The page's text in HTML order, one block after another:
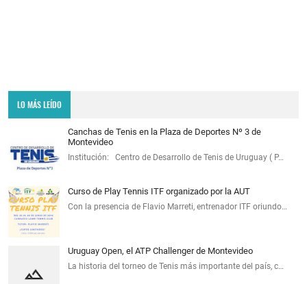
LO MÁS LEÍDO
Canchas de Tenis en la Plaza de Deportes Nº 3 de
Montevideo
Institución: Centro de Desarrollo de Tenis de Uruguay ( P…
Curso de Play Tennis ITF organizado por la AUT
Con la presencia de Flavio Marreti, entrenador ITF oriundo…
Uruguay Open, el ATP Challenger de Montevideo
La historia del torneo de Tenis más importante del país, c…